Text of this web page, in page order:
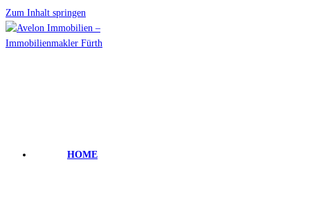
Zum Inhalt springen
HOME